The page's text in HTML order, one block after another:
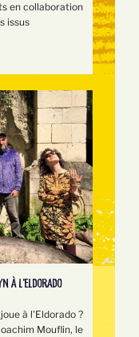
en collaboration
issus
À L'ELDORADO
à l'Eldorado ?
Mouflin, le